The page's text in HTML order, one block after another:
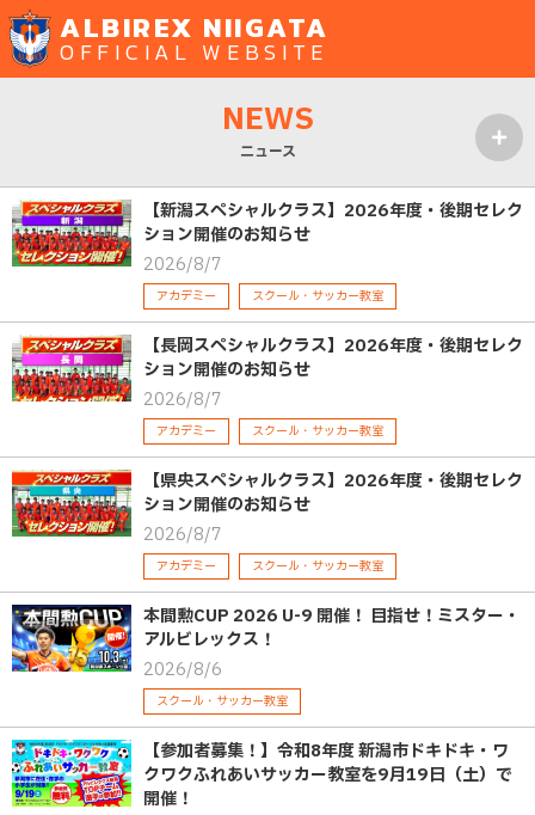
ALBIREX NIIGATA
OFFICIAL WEBSITE
NEWS
ニュース
【新潟スペシャルクラス】2026年度・後期セレク
ション開催のお知らせ
2026/8/7
アカデミー スクール・サッカー教室
【長岡スペシャルクラス】2026年度・後期セレク
ション開催のお知らせ
2026/8/7
アカデミー スクール・サッカー教室
【県央スペシャルクラス】2026年度・後期セレク
ション開催のお知らせ
2026/8/7
アカデミー スクール・サッカー教室
本間勲CUP 2026 U-9 開催！ 目指せ！ミスター・
アルビレックス！
2026/8/6
スクール・サッカー教室
【参加者募集！】令和8年度 新潟市ドキドキ・ワ
クワクふれあいサッカー教室を9月19日（土）で
開催！